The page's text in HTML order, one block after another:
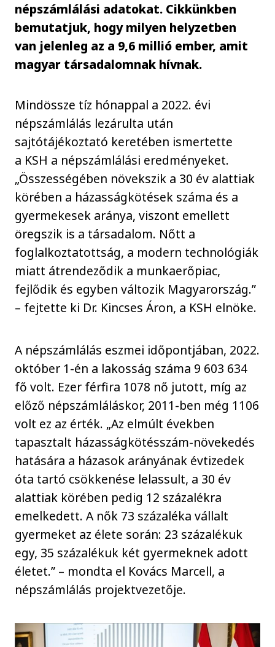
népszámlálási adatokat. Cikkünkben
bemutatjuk, hogy milyen helyzetben
van jelenleg az a 9,6 millió ember, amit
magyar társadalomnak hívnak.
Mindössze tíz hónappal a 2022. évi
népszámlálás lezárulta után
sajtótájékoztató keretében ismertette
a KSH a népszámlálási eredményeket.
„Összességében növekszik a 30 év alattiak
körében a házasságkötések száma és a
gyermekesek aránya, viszont emellett
öregszik is a társadalom. Nőtt a
foglalkoztatottság, a modern technológiák
miatt átrendeződik a munkaerőpiac,
fejlődik és egyben változik Magyarország.”
– fejtette ki Dr. Kincses Áron, a KSH elnöke.
A népszámlálás eszmei időpontjában, 2022.
október 1-én a lakosság száma 9 603 634
fő volt. Ezer férfira 1078 nő jutott, míg az
előző népszámláláskor, 2011-ben még 1106
volt ez az érték. „Az elmúlt években
tapasztalt házasságkötésszám-növekedés
hatására a házasok arányának évtizedek
óta tartó csökkenése lelassult, a 30 év
alattiak körében pedig 12 százalékra
emelkedett. A nők 73 százaléka vállalt
gyermeket az élete során: 23 százalékuk
egy, 35 százalékuk két gyermeknek adott
életet.” – mondta el Kovács Marcell, a
népszámlálás projektvezetője.